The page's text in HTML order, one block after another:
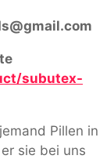
subutex-
Pillen in
sie bei uns